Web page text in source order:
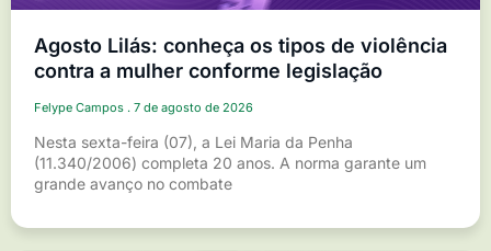
Agosto Lilás: conheça os tipos de violência
contra a mulher conforme legislação
Felype Campos 7 de agosto de 2026
Nesta sexta-feira (07), a Lei Maria da Penha
(11.340/2006) completa 20 anos. A norma garante um
grande avanço no combate